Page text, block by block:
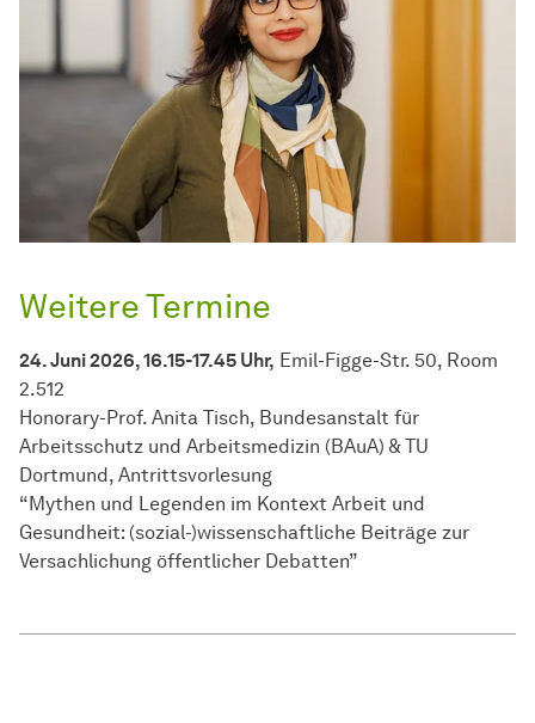
Weitere Termine
24. Juni 2026, 16.15-17.45 Uhr, Emil-Figge-Str. 50, Room
2.512
Honorary-Prof. Anita Tisch, Bundesanstalt für
Arbeitsschutz und Arbeitsmedizin (BAuA) & TU
Dortmund, Antrittsvorlesung
“Mythen und Legenden im Kontext Arbeit und
Gesundheit: (sozial-)wissenschaftliche Beiträge zur
Versachlichung öffentlicher Debatten”